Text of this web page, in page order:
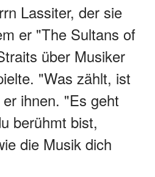
Lassiter, der sie
er "The Sultans of
über Musiker
"Was zählt, ist
ihnen. "Es geht
berühmt bist,
die Musik dich